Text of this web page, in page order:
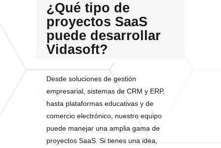
¿Qué tipo de
proyectos SaaS
puede desarrollar
Vidasoft?
Desde soluciones de gestión
empresarial, sistemas de CRM y ERP,
hasta plataformas educativas y de
comercio electrónico, nuestro equipo
puede manejar una amplia gama de
proyectos SaaS. Si tienes una idea,